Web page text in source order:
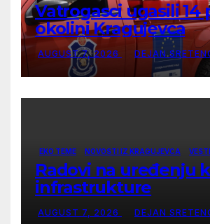
Vatrogasci ugasili 14
okolini Kragujevca
AUGUST 7, 2026 DEJAN
EKO TEME NOVOSTI IZ KRAGUJEVCA VESTI
Radovi na uređenju
infrastrukture
AUGUST 7, 2026 DEJAN